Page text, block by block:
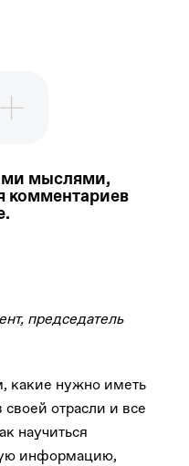
мыслями,
комментариев
председатель
какие нужно иметь
своей отрасли и все
научиться
информацию,